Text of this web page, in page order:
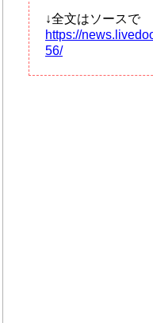
↓全文はソースで
https://
56/